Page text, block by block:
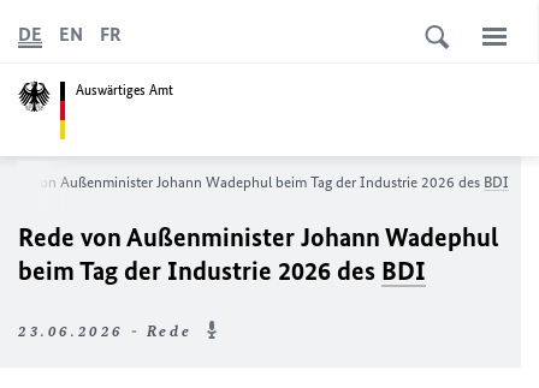
Auswärtiges Amt
DE EN FR
von Außenminister Johann Wadephul beim Tag der Industrie 2026 des BDI
Rede von Außenminister Johann Wadephul
beim Tag der Industrie 2026 des BDI
23.06.2026 - Rede